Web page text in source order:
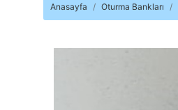
Anasayfa Oturma Bankları